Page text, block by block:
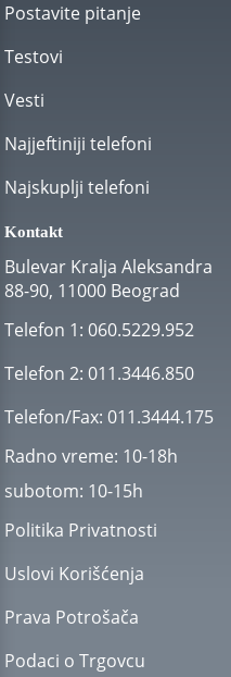
Postavite pitanje
Testovi
Vesti
Najjeftiniji telefoni
Najskuplji telefoni
Kontakt
Bulevar Kralja Aleksandra
88-90, 11000 Beograd
Telefon 1: 060.5229.952
Telefon 2: 011.3446.850
Telefon/Fax: 011.3444.175
Radno vreme: 10-18h
subotom: 10-15h
Politika Privatnosti
Uslovi Korišćenja
Prava Potrošača
Podaci o Trgovcu